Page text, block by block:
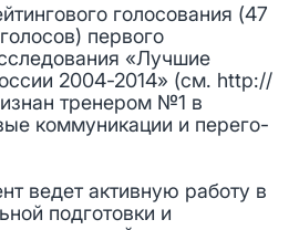
голосования (47
первого
«Лучшие
2004-2014» (см. http://
тренером №1 в
коммуникации и перего-
ведет активную работу в
подготовки и